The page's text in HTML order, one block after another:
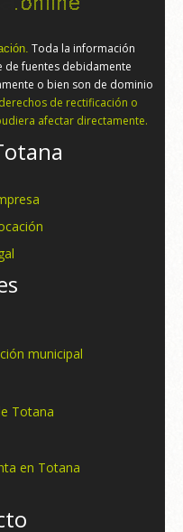
Toda la información
de fuentes debidamente
o bien son de dominio
de rectificación o
afectar directamente.
municipal
Totana
en Totana